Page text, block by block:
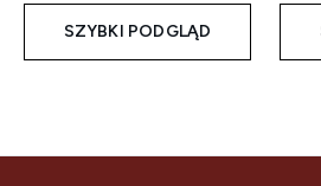
SZYBKI PODGLĄD